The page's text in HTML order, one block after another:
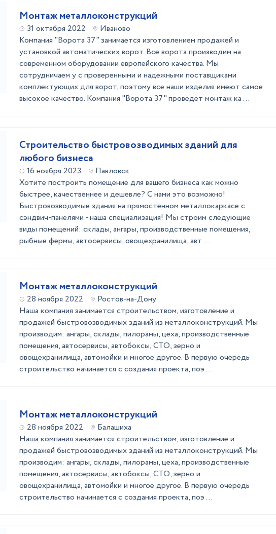
Монтаж металлоконструкций
31 октября 2022
Иваново
Компания "Ворота 37" занимается изготовлением продажей и
установкой автоматических ворот. Все ворота производим на
современном оборудовании европейского качества. Мы
сотрудничаем у с проверенными и надежными поставщиками
комплектующих для ворот, поэтому все наши изделия имеют самое
высокое качество. Компания "Ворота 37" проведет монтаж ка ...
Строительство быстровозводимых зданий для
любого бизнеса
16 ноября 2023
Павловск
Хотите построить помещение для вашего бизнеса как можно
быстрее, качественнее и дешевле? С нами это возможно!
Быстровозводимые здания на прямостенном металлокаркасе с
сэндвич-панелями - наша специализация! Мы строим следующие
виды помещений: склады, ангары, производственные помещения,
рыбные фермы, автосервисы, овощехранилища, авт ...
Монтаж металлоконструкций
28 ноября 2022
Ростов-на-Дону
Наша компания занимается строительством, изготовление и
продажей быстровозводимых зданий из металлоконструкций. Мы
производим: ангары, склады, пилорамы, цеха, производственные
помещения, автосервисы, автобоксы, СТО, зерно и
овощехранилища, автомойки и многое другое. В первую очередь
строительство начинается с создания проекта, поэ ...
Монтаж металлоконструкций
28 ноября 2022
Балашиха
Наша компания занимается строительством, изготовление и
продажей быстровозводимых зданий из металлоконструкций. Мы
производим: ангары, склады, пилорамы, цеха, производственные
помещения, автосервисы, автобоксы, СТО, зерно и
овощехранилища, автомойки и многое другое. В первую очередь
строительство начинается с создания проекта, поэ ...